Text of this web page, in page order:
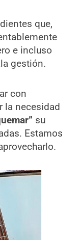
que,
e incluso
gestión.
con
la necesidad
” su
Estamos